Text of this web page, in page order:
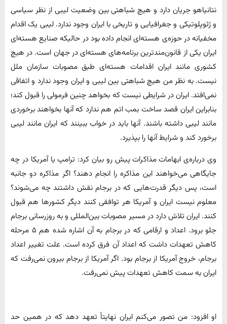
نتانیاهو جریان دارد و هیچ شباهتی بین وضعیت لیبی از نظر سیاسی
و ژئوپلوتیکی و جغرافیایی و تاریخی با ایران وجود ندارد. لیبی یک اقدام
مخفیانه در حوزه‌ی هسته‌ای انجام داده بود در حالیکه صنایع هسته‌ای
ایران یکی از قانون‌مند‌ترین برنامه‌های هسته‌ای در جهان است. در هیچ
کشوری مانند ایران اقدامات هسته‌ای طبق مصوبات سازمان ملل
نیست. به نظر من هیچ شباهتی بین لیبی و ایران وجود ندارد و اتفاقی
نمی‌افتد. ایران در شرایطی نیست که بخواهد چنین فرمولی را قبول کند؛
بنابراین ایران قصد ساخت بمب اتم هم ندارد که آنها بخواهند برخوردی
مانند لیبی داشته باشند. آنها باید در خواب ببینند که ایران مانند لیبی
برخورد کند و شرایط آنها را بپذیرد.
وی درباره‌ی ابهامات مذاکرات پیش رو بیان کرد: ترامپ یا آمریکا در چه
جایگاهی می‌خواهند این مذاکره را انجام دهند؟ اگر مذاکره دو جانبه
است، پس دیگر قدرت‌هایی که در برجام نقش داشتند چه می‌شوند؟
معلوم نیست ایران و آمریکا هر توافقی کنند دیگر کشور‌ها هم قبول
کنند. ایران تلاش دارد در مسیر مصوبات بین‌المللی و به روزرسانی برجام
جلو برود. اعداد و ارقامی که در برجام به آن اشاره شده هم ۵ مرحله
کاهش تعهدات داشت که اعداد آن فرق کرده است. علت تغییر اعداد
برجام، خروج آمریکا از برجام بود. اگر آمریکا از برجام بیرون نمی‌رفت که
ایران به سمت کاهش تعهدات پیش نمی‌رفت.
او افزود: من تصور می‌کنم ایران نهایتاً تعهد دهد که در همین حد